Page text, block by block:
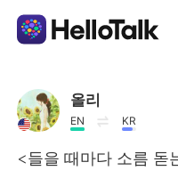
Dil Değişimi
AI Grammar
올리
EN KR
<들을 때마다 소름 돋